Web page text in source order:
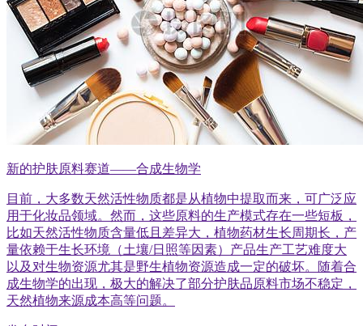
新的护肤原料赛道——合成生物学
目前，大多数天然活性物质都是从植物中提取而来，可广泛应
用于化妆品领域。然而，这些原料的生产模式存在一些短板，
比如天然活性物质含量低且差异大，植物药材生长周期长，产
量依赖于生长环境（土壤/日照等因素）产品生产工艺难度大
以及对生物资源尤其是野生植物资源造成一定的破坏。随着合
成生物学的出现，极大的解决了部分护肤品原料市场不稳定，
天然植物来源成本高等问题。